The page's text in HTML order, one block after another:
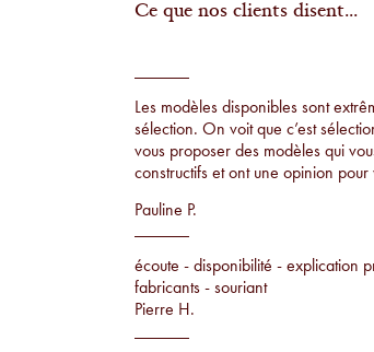
Ce que nos clients disent...
Les modèles disponibles sont
sélection. On voit que c’est
vous proposer des modèles qui
constructifs et ont une opinion
Pauline P.
écoute - disponibilité - explication
fabricants - souriant
Pierre H.